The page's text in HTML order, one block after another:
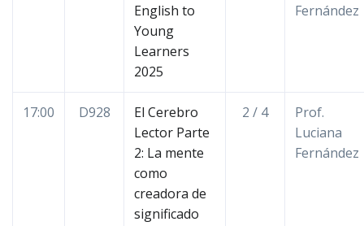
English to
Young
Learners
2025
Fernández
17:00 D928
El Cerebro
Lector Parte
2: La mente
como
creadora de
significado
2 / 4
Prof.
Luciana
Fernández